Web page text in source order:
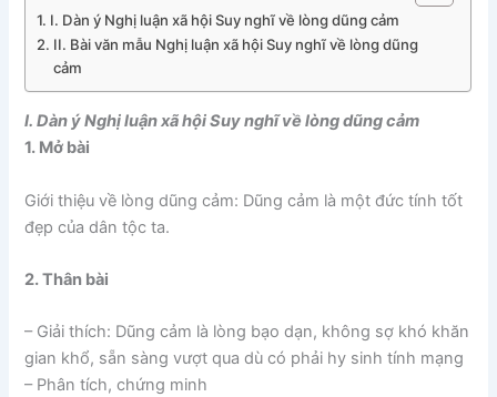
I. Dàn ý Nghị luận xã hội Suy nghĩ về lòng dũng cảm
II. Bài văn mẫu Nghị luận xã hội Suy nghĩ về lòng dũng
cảm
I. Dàn ý Nghị luận xã hội Suy nghĩ về lòng dũng cảm
1. Mở bài
Giới thiệu về lòng dũng cảm: Dũng cảm là một đức tính tốt
đẹp của dân tộc ta.
2. Thân bài
– Giải thích: Dũng cảm là lòng bạo dạn, không sợ khó khăn
gian khổ, sẵn sàng vượt qua dù có phải hy sinh tính mạng
– Phân tích, chứng minh